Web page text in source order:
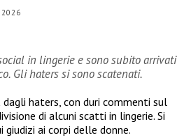
2026
in lingerie e sono subito arrivati
Gli haters si sono scatenati.
haters, con duri commenti sul
di alcuni scatti in lingerie. Si
ai corpi delle donne.